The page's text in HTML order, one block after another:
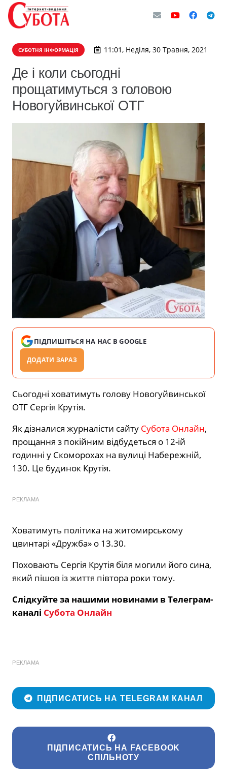
СУБОТНЯ ІНФОРМАЦІЯ 11:01, Неділя, 30 Травня, 2021
Де і коли сьогодні
прощатимуться з головою
Новогуйвинської ОТГ
ПІДПИШІТЬСЯ НА НАС В GOOGLE
ДОДАТИ ЗАРАЗ
Сьогодні ховатимуть голову Новогуйвинської
ОТГ Сергія Крутія.
Як дізналися журналісти сайту Субота Онлайн,
прощання з покійним відбудеться о 12-ій
годинні у Скоморохах на вулиці Набережній,
130. Це будинок Крутія.
РЕКЛАМА
Ховатимуть політика на житомирському
цвинтарі «Дружба» о 13.30.
Поховають Сергія Крутія біля могили його сина,
який пішов із життя півтора роки тому.
Слідкуйте за нашими новинами в Телеграм-
каналі Субота Онлайн
РЕКЛАМА
ПІДПИСАТИСЬ НА TELEGRAM КАНАЛ
ПІДПИСАТИСЬ НА FACEBOOK
СПІЛЬНОТУ